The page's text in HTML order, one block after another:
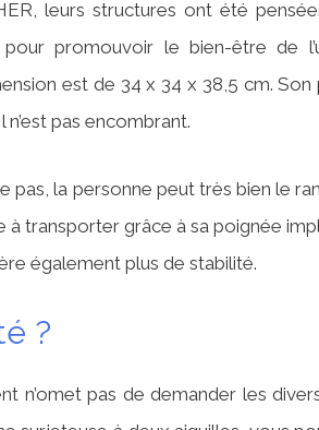
leurs structures ont été
promouvoir le bien-être de
est de 34 x 34 x 38,5 cm.
n’est pas encombrant.
pas, la personne peut très bien le
à transporter grâce à sa poignée
également plus de stabilité.
?
n’omet pas de demander les